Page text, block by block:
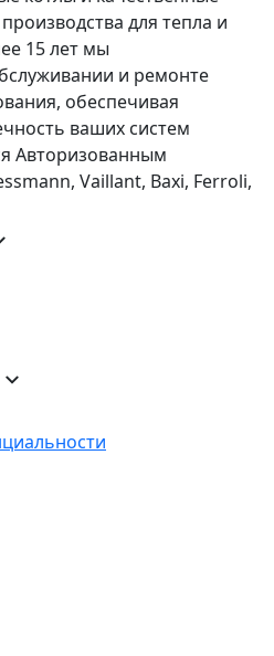
для тепла и
15 лет мы
и ремонте
обеспечивая
ваших систем
Авторизованным
Vaillant, Baxi, Ferroli,